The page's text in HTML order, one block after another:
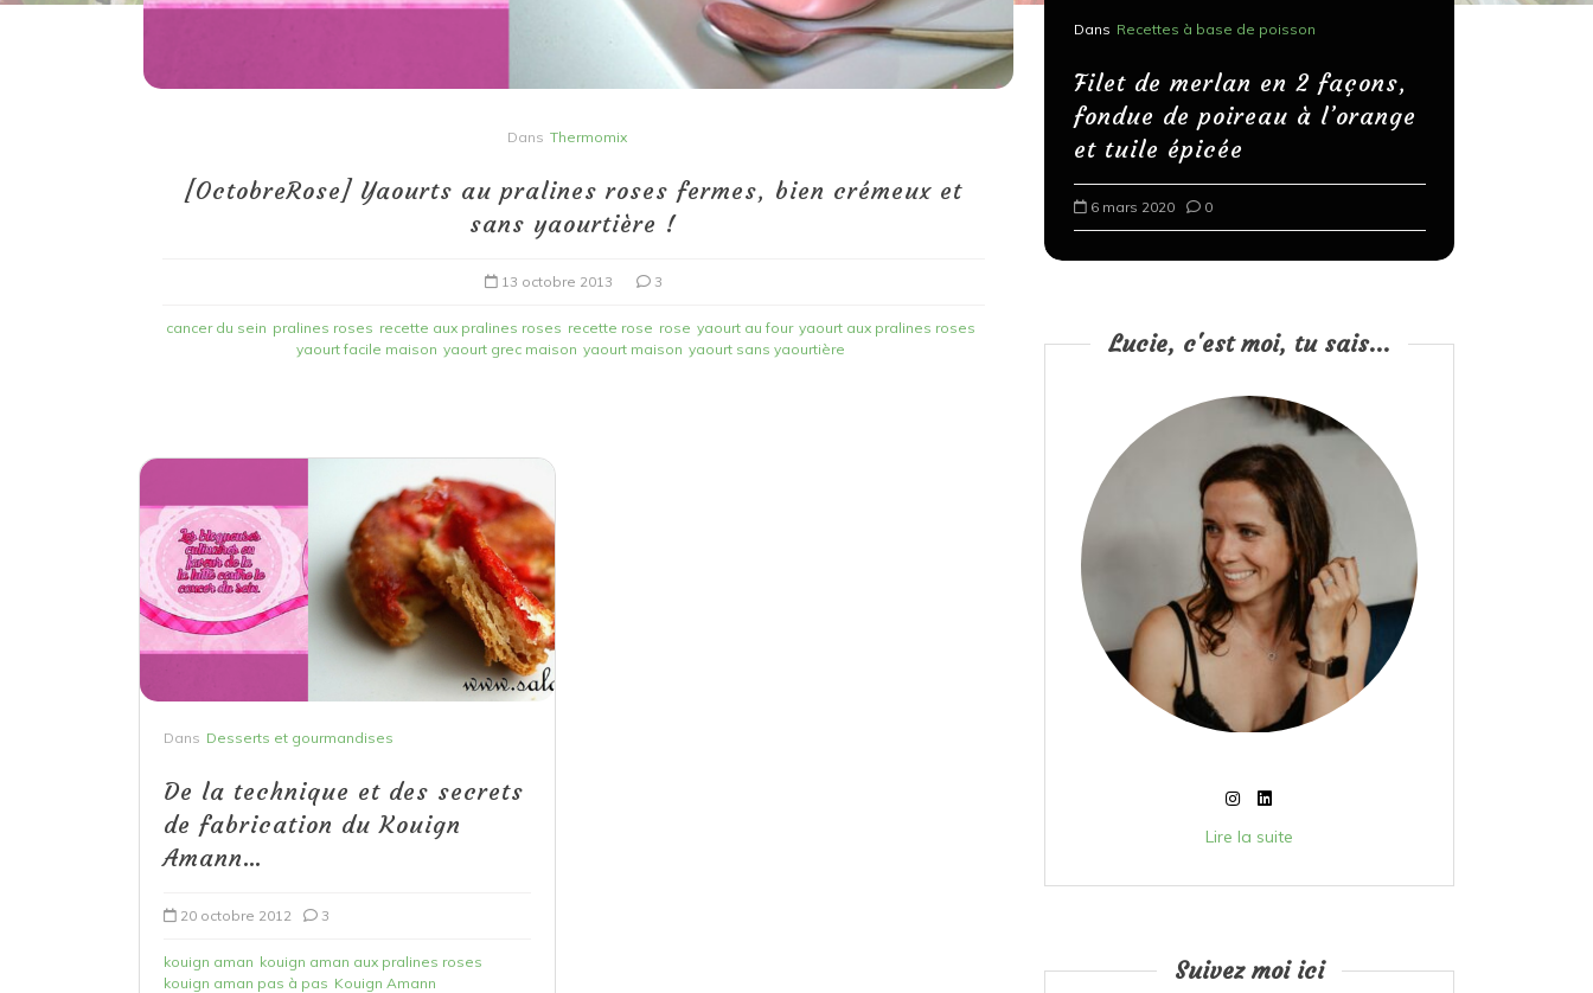
Dans Thermomix
[OctobreRose] Yaourts au pralines roses fermes, bien crémeux et
sans yaourtière !
13 octobre 2013 3
cancer du sein pralines roses recette aux pralines roses recette rose rose yaourt au four yaourt aux pralines roses
yaourt facile maison yaourt grec maison yaourt maison yaourt sans yaourtière
Dans Desserts et gourmandises
De la technique et des secrets
de fabrication du Kouign
Amann…
20 octobre 2012 3
kouign aman kouign aman aux pralines roses
kouign aman pas à pas Kouign Amann
Filet de merlan en 2 façons,
6 mars 2020
Dans Recettes végétariennes
Salons, rencontres et partenariats
18 mars 2020
Dans Recettes à base de poisson
Filet de merlan en 2 façons,
fondue de poireau à l’orange
et tuile épicée
6 mars 2020 0
Lucie, c'est moi, tu sais...
Lire la suite
Suivez moi ici